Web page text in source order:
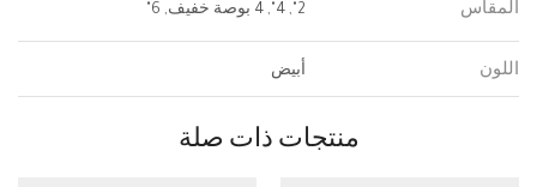
المقاس 2", 4", 4 بوصة خفيف, 6"
اللون أبيض
منتجات ذات صلة